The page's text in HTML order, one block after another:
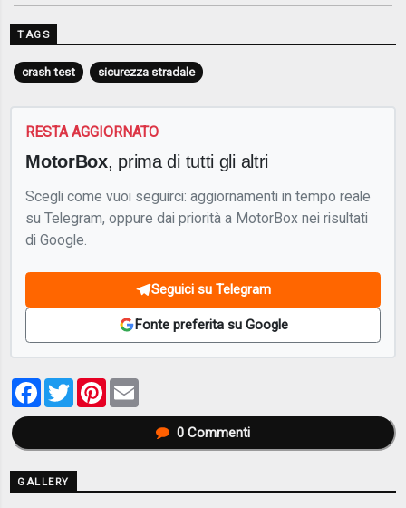
TAGS
crash test sicurezza stradale
RESTA AGGIORNATO
MotorBox, prima di tutti gli altri
Scegli come vuoi seguirci: aggiornamenti in tempo reale
su Telegram, oppure dai priorità a MotorBox nei risultati
di Google.
Seguici su Telegram
Fonte preferita su Google
Facebook
TwitterPinterest
0Commenti
GALLERY